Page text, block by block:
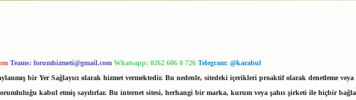
Teams: forumhizmeti@gmail.com Whatsapp: 0262 606 0 726 Telegram: @karabul
bir Yer Sağlayıcı olarak hizmet vermektedir. Bu nedenle, sitedeki içerikleri proaktif olarak denetleme
kabul etmiş sayılırlar. Bu internet sitesi, herhangi bir marka, kurum veya şahıs şirketi ile hiçbir